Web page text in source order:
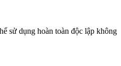
sử dụng hoàn toàn độc lập không